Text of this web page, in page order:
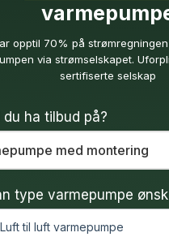
opptil 70% på
via strømselskapet.
sertifiserte selskap
du ha tilbud på?
type varmepumpe
Luft til luft varmepumpe